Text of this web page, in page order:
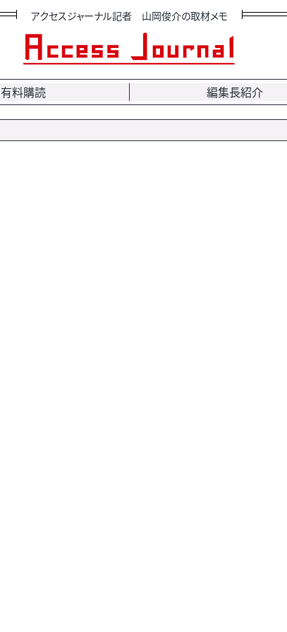
アクセスジャーナル記者 山岡俊介の取材メモ
有料購読 編集長紹介